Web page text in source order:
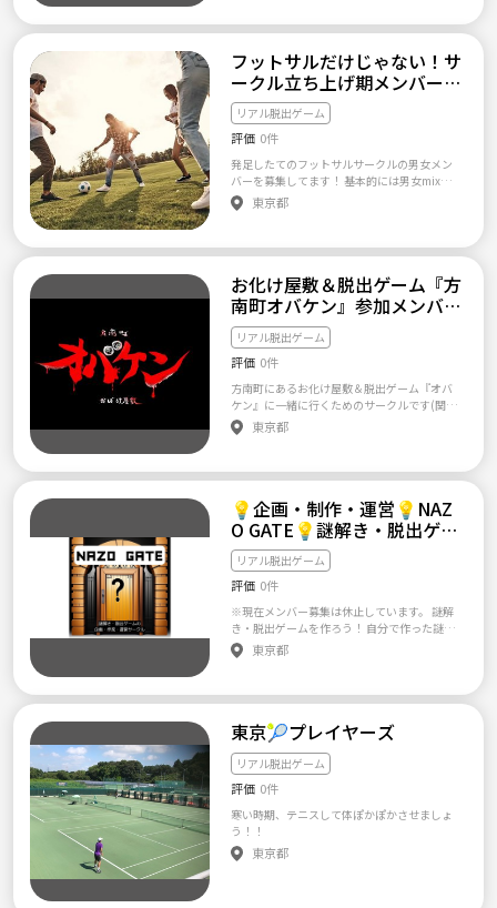
いたしますm(__)m ━━━━━━━━━━━
条件 ━━━━━━━━━━━━━━━━━━
━━━ ・勧誘・営業目的ではない方 ・出会い
目的ではない方 ・時間やマナーを厳守できる
方 ━━━━━━━━━━━━━━━━━━━
━━ ◇キャンセルについて。 ━━━━━━━
━━━━━━━━━━━━━━ キャンセル自
体は全く問題ありません！ ただし、キャンセ
ルされる際は、必ずご連絡下さい。 連絡なし
のキャンセルは次回以降の参加をお断りする
ことがあります。 キャンセル待ちの方がいら
お早めにご連絡いただきますようお願いいた
━━━━━ ◇途中参加、途中退室について。
━━━━━━━━━━━━━━━━━━━━
━ 途中参加、途中退室はされても、全く問題
ありません。 ご予定に合わせて、参加して頂
ければと思います。 途中参加、途中退室の時
間を事前にご連絡下さい。 ━━━━━━━━
━━━━━━━━━━━━━ ◇禁止事項につ
いて。 ━━━━━━━━━━━━━━━━━
━━━━ 下記の行為は禁止です。 １回のみで
も退会とさせていただくことがあります。 ・
ましょう。 ・サークル内でのグループの作成
への勧誘。 ・連絡無しのキャンセル 何かトラ
ブルなどありましたら、小さなことでも管理
人までご連絡お願い致します。 また、上記以
外の理由でもサークル運営に支障をきたすと
判断した場合は、管理人の権限で退会処分と
させていただく場合があります。 ━━━━━
━━━━━━━━━━━━━━━━ ◇参加し
たい方はメッセージをお願い致します！ ━━
━━━━━━━━━━━━━━━━━━━ 基
本的には1日以内にお返事を致します(^^) ここ
たのご参加をお待ちしております！
イ楽しめるような感じにしたいと思っていま
行くのは不安💦(初心者大歓迎) ・誘われて自
分はハマったけど友達は飽きてきた ・イベン
ト後にみんなでトークで盛り上がりたい など
など、いろんな方の参加をお待ちしてます！
●開催頻度● 月3程度で土日祝日に開催予定
●サークル参加資格● ・年齢18〜35歳 ・良識
のある方 ・マルチ、宗教等の勧誘等、他の方
への迷惑行為は厳禁です。 ●参加申請時の注
意点● 1. 簡単なプロフィール(年齢、性別、脱
出ゲーム歴等)つけて頂けると助かります(◕ᴗ◕
フットサルだけじゃない！サ
ークル立ち上げ期メンバー募
集リアル脱出ゲーム
評価 0件
発足したてのフットサルサークルの男女メン
バーを募集してます！ 基本的には男女mixのフ
ットサルをしながら、 メンバーがやりたいと
思ったことをなんでもやってみるサークルで
脱出ゲームなど) 初心者もいるので未経験も大
願いします⚽ 活動内容:フットサルメイン 活動
頻度:月1程度 活動日:第3土曜日 会費:都度 活動
場所:大井町周辺 まだメンバーが少ないので、
一緒に作り上げて行きましょう！！ よろしく
お願いします。
東京都
お化け屋敷＆脱出ゲーム『方
南町オバケン』参加メンバー
募集！
リアル脱出ゲーム
評価 0件
方南町にあるお化け屋敷＆脱出ゲーム『オバ
ケン』に一緒に行くためのサークルです(関係
者ではなく純粋なファンですのでご安心くだ
さい)。 当方オバケン第一章に参加してハマっ
て次はいけないとのこと(>_<) 僕含め3名以上
第一章なんとかクリアーしました(経験者が参
加者にいたのでラッキーでした)が怖すぎて記
憶飛んでいるので初参加の人がいたら第一章
から一緒に参加したいと思います😄 オバケン
以外でもおすすめの脱出ゲーム、お化け屋敷
があればメンバー集いますので教えてくださ
い(^^)/ 『オバケン』とは、、 一番怖いのは、
人間。 貴方は一軒家に隠された謎や数々の試
練を乗り越え、この呪われた家から脱出しな
くてはなりません。 ただし、この家には数々
さい。 もし、気づかれてしまうと、、、、。
さあ、史上最恐のスニーキングミッション
（かくれんぼ）のスタートです。 ＜一番こわ
いのは、ニンゲン＞ 今回のオバケンはお化け
屋敷ではなく人間屋敷。殺人鬼のいる家から
無事生還してください。 是非、ホラー映画の
（所要時間：トータル60分 説明・移動込み）
貴方はこの家から無事生還することができる
か？ {上記HPより抜粋}
東京都
💡企画・制作・運営💡NAZ
O GATE💡謎解き・脱出ゲー
ムを作ろう💡
リアル脱出ゲーム
評価 0件
※現在メンバー募集は休止しています。 謎解
き・脱出ゲームを作ろう！ 自分で作った謎解
きを他の方に解いてもらいませんか？ ━━━
━━━━━━━━━━━━━━━━━━ 👭サ
━━━━━━━━ ・開催頻度：月1回程度（土
ト毎にご確認ください ・開催時間：イベント
毎にご確認ください ・参加人数：各イベント
2〜5名くらい ・参加資格：良識のある方 ・参
加費：イベント毎にご確認ください ・持ち
物：不要 ━━━━━━━━━━━━━━━━
━━━━━ 👭こんな方にオススメです！👬 ━
━━━━━━━━━━━━━━━━━━━━
・謎解きや脱出ゲームが好き ・頭の中の構想
を形にしたい ・自分で考えたものを他の人に
東京都
東京🎾プレイヤーズ
リアル脱出ゲーム
評価 0件
寒い時期、テニスして体ぽかぽかさせましょ
う！！
東京都